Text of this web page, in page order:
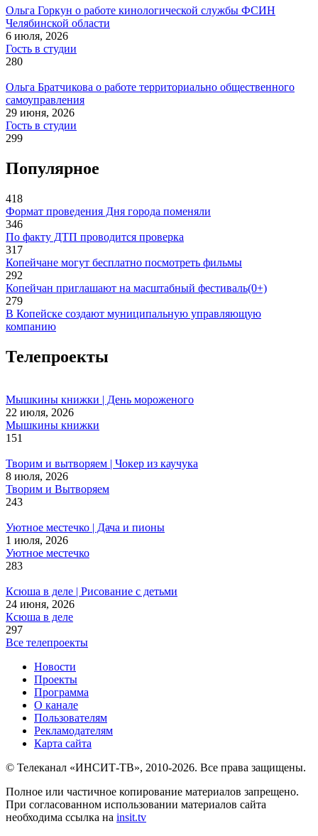
Ольга Горкун о работе кинологической службы ФСИН
Челябинской области
6 июля, 2026
Гость в студии
280
Ольга Братчикова о работе территориально общественного
самоуправления
29 июня, 2026
Гость в студии
299
Популярное
418
Формат проведения Дня города поменяли
346
По факту ДТП проводится проверка
317
Копейчане могут бесплатно посмотреть фильмы
292
Копейчан приглашают на масштабный фестиваль(0+)
279
В Копейске создают муниципальную управляющую
компанию
Телепроекты
Мышкины книжки | День мороженого
22 июля, 2026
Мышкины книжки
151
Творим и вытворяем | Чокер из каучука
8 июля, 2026
Творим и Вытворяем
243
Уютное местечко | Дача и пионы
1 июля, 2026
Уютное местечко
283
Ксюша в деле | Рисование с детьми
24 июня, 2026
Ксюша в деле
297
Все телепроекты
Новости
Проекты
Программа
О канале
Пользователям
Рекламодателям
Карта сайта
© Телеканал «ИНСИТ-ТВ», 2010-2026. Все права защищены.
Полное или частичное копирование материалов запрещено.
При согласованном использовании материалов сайта
необходима ссылка на insit.tv